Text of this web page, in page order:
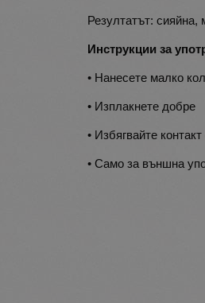
Резултатът: сияйна,
Инструкции за
• Нанесете малко
• Изплакнете добре
• Избягвайте
• Само за външна